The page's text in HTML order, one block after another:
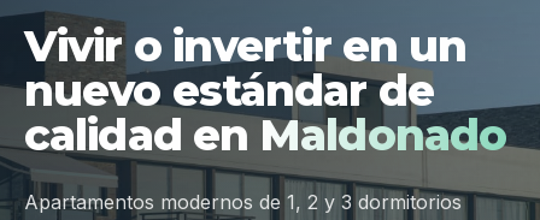
Diferenciales
Tipologías
Galería
Ubicación
Vivir o invertir en un
nuevo estándar de
calidad en Maldonado
Apartamentos modernos de 1, 2 y 3 dormitorios